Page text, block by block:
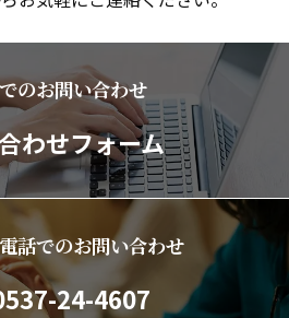
のお問い合わせ
わせフォーム
電話でのお問い合わせ
24-4607